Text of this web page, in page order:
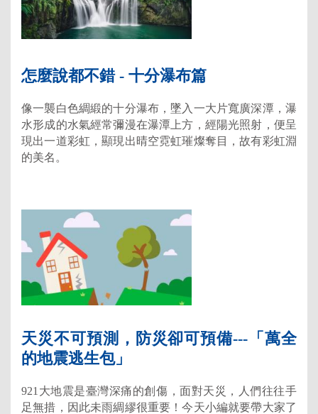
怎麼說都不錯 - 十分瀑布篇
像一襲白色綢緞的十分瀑布，墜入一大片寬廣深潭，瀑
水形成的水氣經常彌漫在瀑潭上方，經陽光照射，便呈
現出一道彩虹，顯現出晴空霓虹璀燦奪目，故有彩虹淵
的美名。
天災不可預測，防災卻可預備---「萬全
的地震逃生包」
921大地震是臺灣深痛的創傷，面對天災，人們往往手
足無措，因此未雨綢繆很重要！今天小編就要帶大家了